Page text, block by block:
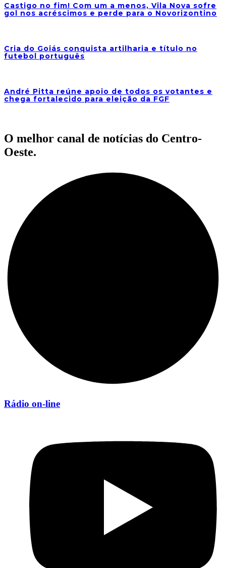
Castigo no fim! Com um a menos, Vila Nova sofre
gol nos acréscimos e perde para o Novorizontino
Cria do Goiás conquista artilharia e título no
futebol português
André Pitta reúne apoio de todos os votantes e
chega fortalecido para eleição da FGF
O melhor canal de notícias do Centro-
Oeste.
Rádio on-line